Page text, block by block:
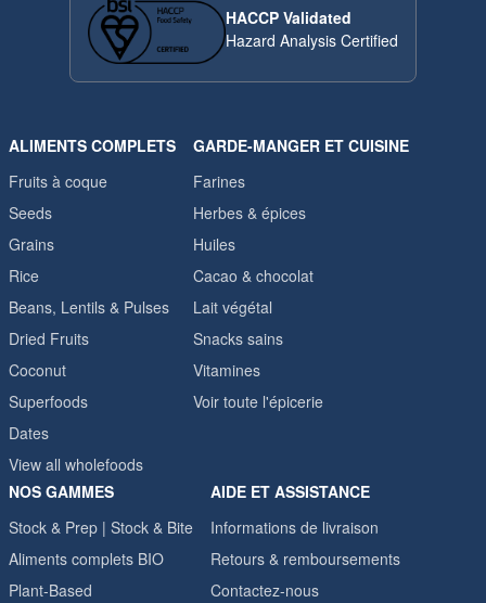
HACCP Validated
Hazard Analysis Certified
ALIMENTS COMPLETS
Fruits à coque
Seeds
Grains
Rice
Beans, Lentils & Pulses
Dried Fruits
Coconut
Superfoods
Dates
View all wholefoods
GARDE-MANGER ET CUISINE
Farines
Herbes & épices
Huiles
Cacao & chocolat
Lait végétal
Snacks sains
Vitamines
Voir toute l'épicerie
NOS GAMMES
Stock & Prep | Stock & Bite
Aliments complets BIO
Plant-Based
AIDE ET ASSISTANCE
Informations de livraison
Retours & remboursements
Contactez-nous